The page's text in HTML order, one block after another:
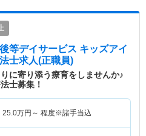
等デイサービス キッズアイ
士求人(正職員)
に寄り添う療育をしませんか♪
士募集！
25.0万円～ 程度※諸手当込